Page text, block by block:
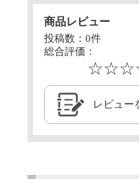
商品レビュー
投稿数： 0件
総合評価：
レビュー